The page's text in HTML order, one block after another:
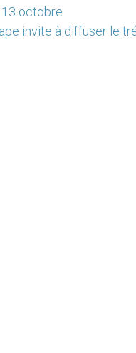
13 octobre
invite à diffuser le